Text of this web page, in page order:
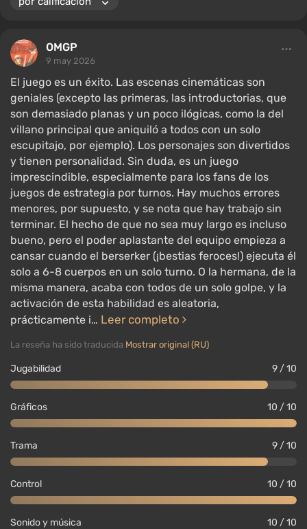
OMGP
9 may 2026
El juego es un éxito. Las escenas cinemáticas son
geniales (excepto las primeras, las introductorias, que
son demasiado planas y un poco ilógicas, como la del
villano principal que aniquiló a todos con un solo
escupitajo, por ejemplo). Los personajes son divertidos
y tienen personalidad. Sin duda, es un juego
imprescindible, especialmente para los fans de los
juegos de estrategia por turnos. Hay muchos errores
menores, por supuesto, y se nota que hay trabajo sin
terminar. El hecho de que no sea muy largo es incluso
bueno, pero el poder aplastante del equipo empieza a
cansar cuando el berserker (¡bestias feroces!) ejecuta él
solo a 6-8 cuerpos en un solo turno. O la hermana, de la
misma manera, acaba con todos de un solo golpe, y la
activación de esta habilidad es aleatoria,
prácticamente i… Leer completo
La reseña ha sido traducida Mostrar original (RU)
Jugabilidad 9 / 10
Gráficos 10 / 10
Trama 9 / 10
Control 10 / 10
Sonido y música 10 / 10